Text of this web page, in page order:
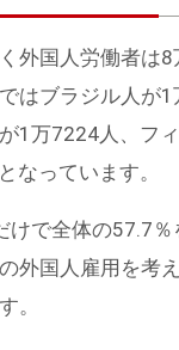
外国人労働者は8
はブラジル人が1
1万7224人、フ
なっています。
けで全体の57.7％
外国人雇用を考
。